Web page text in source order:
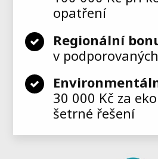
opatření
Regionální
v
30 000 Kč za
šetrné řešení